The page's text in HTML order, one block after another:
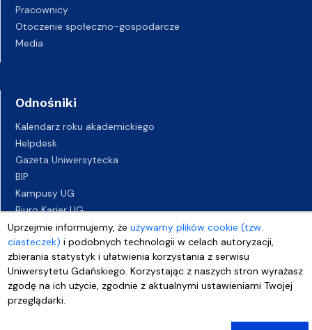
Uprzejmie informujemy, żeużywamy plików cookie (tzw.
ciasteczek) i podobnych technologii w celach autoryzacji,
zbierania statystyk i ułatwienia korzystania z serwisu
Uniwersytetu Gdańskiego. Korzystając z naszych stron wyrażasz
zgodę na ich użycie, zgodnie z aktualnymi ustawieniami Twojej
przeglądarki.
Pracownicy
Otoczenie społeczno-gospodarcze
Media
Odnośniki
Kalendarz roku akademickiego
Helpdesk
Gazeta Uniwersytecka
BIP
Kampusy UG
Biuro Karier UG
Oferty pracy
Deklaracja dostępności